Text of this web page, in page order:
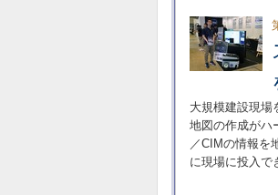
大規模建設現場
地図の作成がハ
／CIMの情報を
に現場に投入で